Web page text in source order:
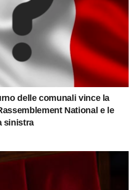
delle comunali vince la
National e le
sinistra